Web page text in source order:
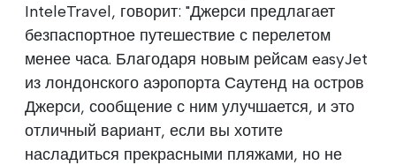
InteleTravel, говорит: "Джерси предлагает
безпаспортное путешествие с перелетом
менее часа. Благодаря новым рейсам easyJet
из лондонского аэропорта Саутенд на остров
Джерси, сообщение с ним улучшается, и это
отличный вариант, если вы хотите
насладиться прекрасными пляжами, но не